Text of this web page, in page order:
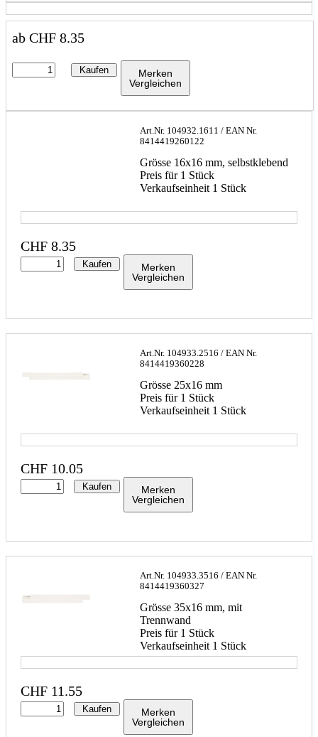
ab CHF 8.35
Kaufen
Merken
Vergleichen
Art.Nr. 104932.1611 / EAN Nr.
8414419260122
Grösse 16x16 mm, selbstklebend
Preis für 1 Stück
Verkaufseinheit 1 Stück
CHF 8.35
Kaufen
Merken
Vergleichen
Art.Nr. 104933.2516 / EAN Nr.
8414419360228
Grösse 25x16 mm
Preis für 1 Stück
Verkaufseinheit 1 Stück
CHF 10.05
Kaufen
Merken
Vergleichen
Art.Nr. 104933.3516 / EAN Nr.
8414419360327
Grösse 35x16 mm, mit
Trennwand
Preis für 1 Stück
Verkaufseinheit 1 Stück
CHF 11.55
Kaufen
Merken
Vergleichen